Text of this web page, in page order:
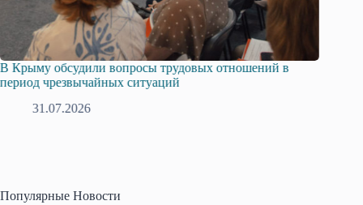
В Крыму обсудили вопросы трудовых отношений в
период чрезвычайных ситуаций
31.07.2026
Популярные Новости